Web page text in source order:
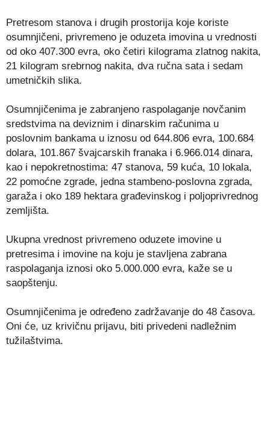
Pretresom stanova i drugih prostorija koje koriste
osumnjičeni, privremeno je oduzeta imovina u vrednosti
od oko 407.300 evra, oko četiri kilograma zlatnog nakita,
21 kilogram srebrnog nakita, dva ručna sata i sedam
umetničkih slika.
Osumnjičenima je zabranjeno raspolaganje novčanim
sredstvima na deviznim i dinarskim računima u
poslovnim bankama u iznosu od 644.806 evra, 100.684
dolara, 101.867 švajcarskih franaka i 6.966.014 dinara,
kao i nepokretnostima: 47 stanova, 59 kuća, 10 lokala,
22 pomoćne zgrade, jedna stambeno-poslovna zgrada,
garaža i oko 189 hektara građevinskog i poljoprivrednog
zemljišta.
Ukupna vrednost privremeno oduzete imovine u
pretresima i imovine na koju je stavljena zabrana
raspolaganja iznosi oko 5.000.000 evra, kaže se u
saopštenju.
Osumnjičenima je određeno zadržavanje do 48 časova.
Oni će, uz krivičnu prijavu, biti privedeni nadležnim
tužilaštvima.